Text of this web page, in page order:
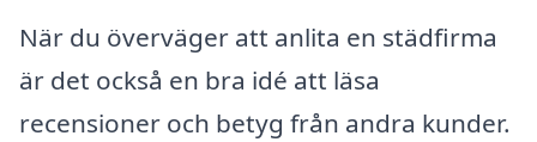
När du överväger att anlita en städfirma
är det också en bra idé att läsa
recensioner och betyg från andra kunder.